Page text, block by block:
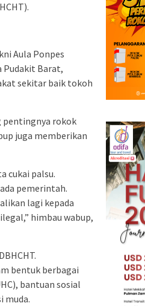
Aula Ponpes
Pudakit Barat,
sekitar baik tokoh
pentingnya rokok
juga memberikan
cukai palsu.
pemerintah.
lagi kepada
himbau wabup,
bentuk berbagai
bantuan sosial
muda.